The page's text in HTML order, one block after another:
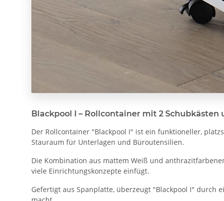
Blackpool I – Rollcontainer mit 2 Schubkästen
Der Rollcontainer "Blackpool I" ist ein funktioneller,
Stauraum für Unterlagen und Büroutensilien.
Die Kombination aus mattem Weiß und
viele Einrichtungskonzepte einfügt.
Gefertigt aus Spanplatte, überzeugt "Blackpool I" durch